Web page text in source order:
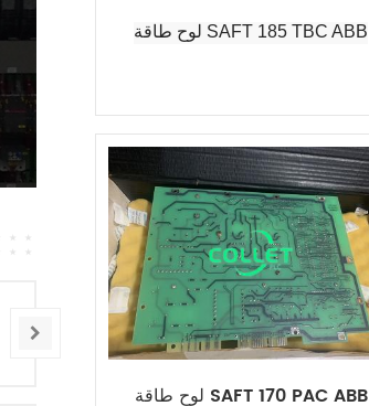
لوح طاقة SAFT 185 TBC ABB
لوح طاقة SAFT 170 PAC ABB